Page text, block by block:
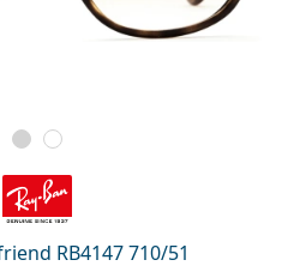
RB4147 710/51